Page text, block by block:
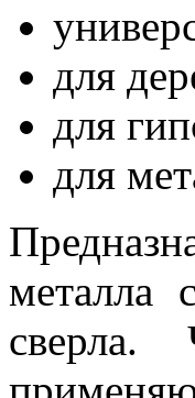
для
для
для
металла
сверла.